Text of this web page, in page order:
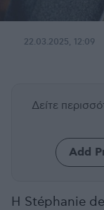
22.03.2025, 12:09
Δείτε
Add
Η Stéphanie